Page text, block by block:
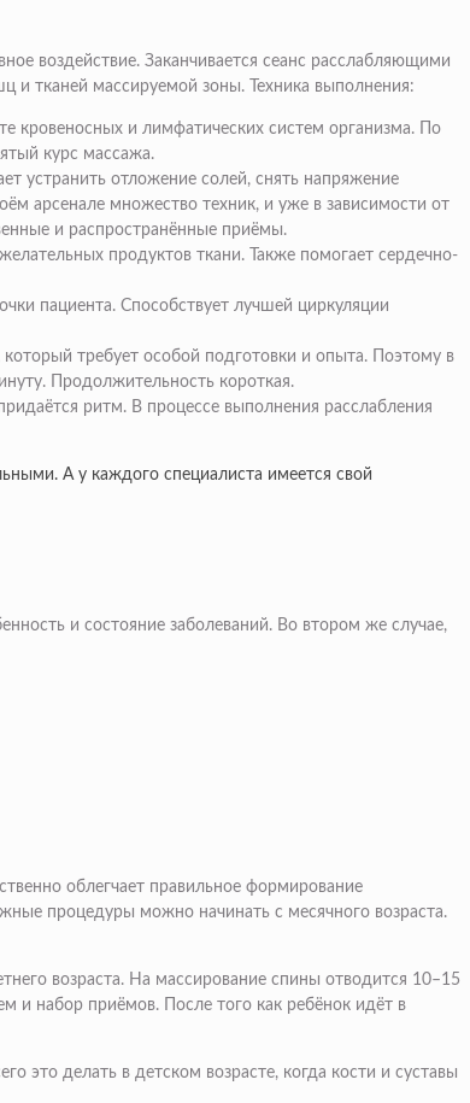
воздействие. Заканчивается сеанс расслабляющими
и тканей массируемой зоны. Техника выполнения:
кровеносных и лимфатических систем организма. По
курс массажа.
устранить отложение солей, снять напряжение
арсенале множество техник, и уже в зависимости от
и распространённые приёмы.
продуктов ткани. Также помогает сердечно-
пациента. Способствует лучшей циркуляции
требует особой подготовки и опыта. Поэтому в
Продолжительность короткая.
ритм. В процессе выполнения расслабления
А у каждого специалиста имеется свой
и состояние заболеваний. Во втором же случае,
облегчает правильное формирование
процедуры можно начинать с месячного возраста.
возраста. На массирование спины отводится 10–15
и набор приёмов. После того как ребёнок идёт в
это делать в детском возрасте, когда кости и суставы